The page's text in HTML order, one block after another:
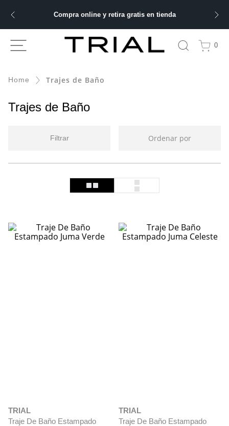
Compra online y retira gratis en tienda
0
Trajes de Baño
Trajes de Baño
Filtrar Ordenar por
TRIAL
Traje De Baño Estampado
TRIAL
Traje De Baño Estampado
BUSCADOS